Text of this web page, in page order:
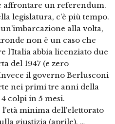
affrontare un referendum.
legislatura, c’è più tempo.
alla volta,
non è un caso che
l’Italia abbia licenziato due
del 1947 (e zero
il governo Berlusconi
nei primi tre anni della
colpi in 5 mesi.
minima dell’elettorato
giustizia (aprile). …